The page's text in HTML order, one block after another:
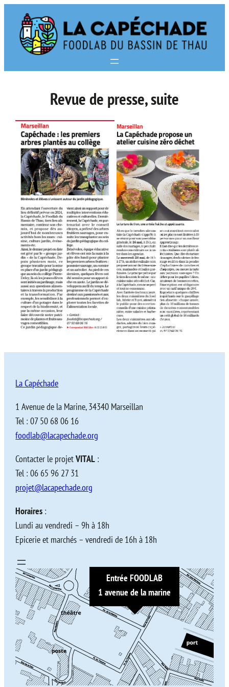
contenu
Revue de presse, suite
La Capéchade
1 Avenue de la Marine, 34340 Marseillan
Tel : 07 50 68 06 16
foodlab@lacapechade.org
Contacter le projetVITAL :
Tel : 06 65 96 27 31
projet@lacapechade.org
Horaires :
Lundi au vendredi – 9h à 18h
Epicerie et marchés – vendredi de 16h à 18h
Entrée FOODLAB
1 avenue de la marine